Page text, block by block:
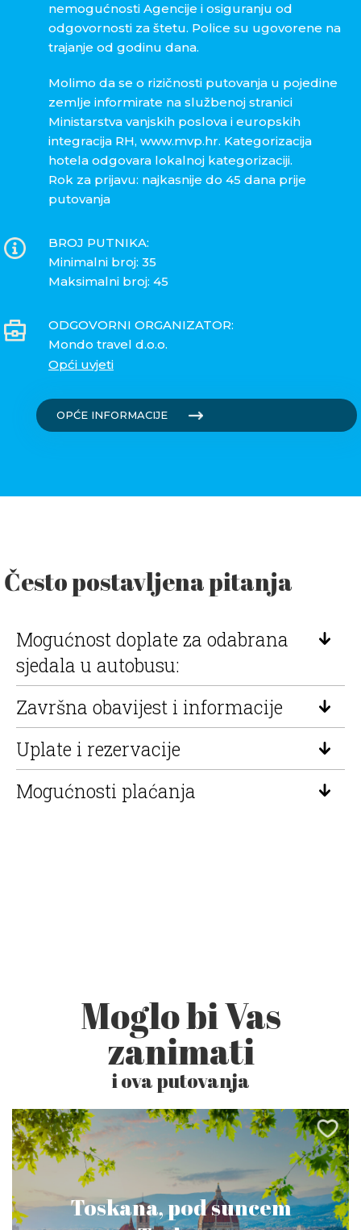
nemogućnosti Agencije i osiguranju od
odgovornosti za štetu. Police su ugovorene na
trajanje od godinu dana.
Molimo da se o rizičnosti putovanja u pojedine
zemlje informirate na službenoj stranici
Ministarstva vanjskih poslova i europskih
integracija RH, www.mvp.hr. Kategorizacija
hotela odgovara lokalnoj kategorizaciji.
Rok za prijavu: najkasnije do 45 dana prije
putovanja
BROJ PUTNIKA:
Minimalni broj: 35
Maksimalni broj: 45
ODGOVORNI ORGANIZATOR:
Mondo travel d.o.o.
Opći uvjeti
OPĆE INFORMACIJE
Često postavljena pitanja
Mogućnost doplate za odabrana
sjedala u autobusu:
Završna obavijest i informacije
Uplate i rezervacije
Mogućnosti plaćanja
Moglo bi Vas
zanimati
i ova putovanja
Toskana, pod suncem